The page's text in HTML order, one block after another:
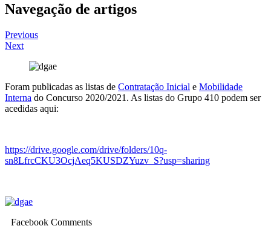
Navegação de artigos
Previous
Next
Foram publicadas as listas de Contratação Inicial e Mobilidade
Interna do Concurso 2020/2021. As listas do Grupo 410 podem ser
acedidas aqui:
https://drive.google.com/drive/folders/10q-
sn8LfrcCKU3OcjAeq5KUSDZYuzv_S?usp=sharing
Facebook Comments